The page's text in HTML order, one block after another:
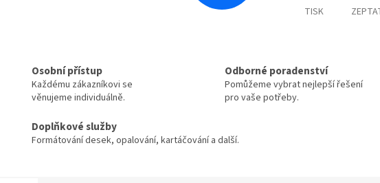
TISK
Osobní přístup
Každému zákazníkovi se
věnujeme individuálně.
Odborné poradenství
Pomůžeme vybrat nejlepší řešení
pro vaše potřeby.
Doplňkové služby
Formátování desek, opalování, kartáčování a další.